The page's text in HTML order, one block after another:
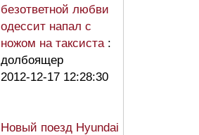
безответной любви
одессит напал с
ножом на таксиста :
долбоящер
2012-12-17 12:28:30
Новый поезд Hyundai